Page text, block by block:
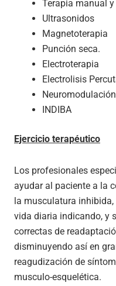
Terapia manual
Ultrasonidos
Magnetoterapia
Punción seca.
Electroterapia
Electrolisis
INDIBA
Ejercicio terapéutico
Los profesionales
ayudar al paciente a la
la musculatura
vida diaria indicando, y
correctas de
disminuyendo así en
reagudización de
musculo-esquelética.